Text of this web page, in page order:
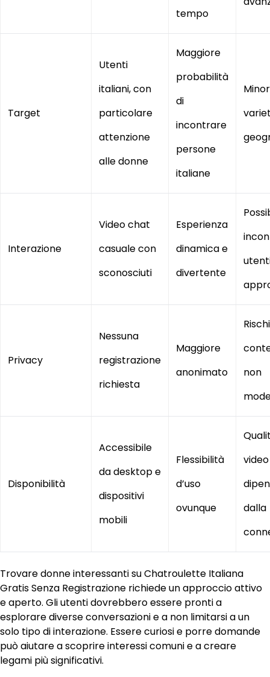
tempo
Target
Utenti
italiani, con
particolare
attenzione
alle donne
Maggiore
probabilità
di
incontrare
persone
italiane
Minor
Interazione
Video chat
casuale con
sconosciuti
Esperienza
dinamica e
divertente
Privacy
Nessuna
registrazione
richiesta
Maggiore
anonimato
non
Disponibilità
Accessibile
da desktop e
dispositivi
mobili
Flessibilità
d’uso
ovunque
video
dalla
Trovare donne interessanti su Chatroulette Italiana
Gratis Senza Registrazione richiede un approccio attivo
e aperto. Gli utenti dovrebbero essere pronti a
esplorare diverse conversazioni e a non limitarsi a un
solo tipo di interazione. Essere curiosi e porre domande
può aiutare a scoprire interessi comuni e a creare
legami più significativi.